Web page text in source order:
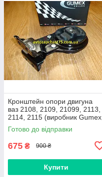
Кронштейн опори двигуна
ваз 2108, 2109, 21099, 2113,
2114, 2115 (виробник Gumex,
Польща)
Готово до відправки
675 ₴ 900 ₴
Купити